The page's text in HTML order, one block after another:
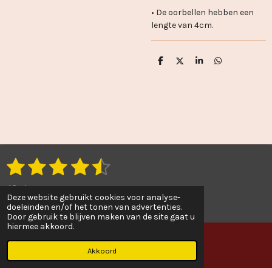
Deze website gebruikt cookies voor analyse-
doeleinden en/of het tonen van advertenties.
Door gebruik te blijven maken van de site gaat u
hiermee akkoord.
Akkoord
• De oorbellen hebben een
lengte van 4cm.
D
D
S
D
R
a
t
i
n
1
s
t
e
r
2
s
t
e
r
r
3
s
t
e
r
r
4
s
t
e
r
r
5
s
t
e
r
r
S
e
m
m
e
43 stemmen
© 2022 - 2026 Sanaejewellery
E-mailadres